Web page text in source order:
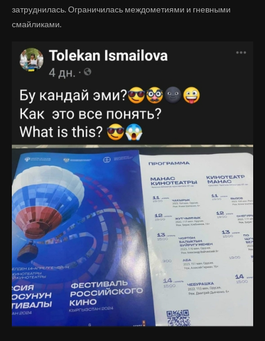
затруднилась. Ограничилась междометиями и гневными
смайликами.